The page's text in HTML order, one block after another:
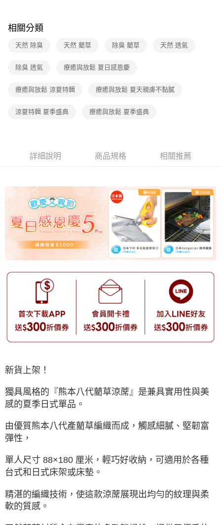
相關分類
天然 除臭 天然 藺草 除臭 藺草 天然 透氣
除臭 透氣 療癒與放鬆 夏日感恩慶
療癒與放鬆 涼夏特輯 療癒與放鬆 夏天親膚不黏膩
涼夏特輯 夏季盛典 療癒與放鬆 夏季盛典
詳細說明 商品規格 相關推薦
新貨上架！
獨具風格的『熊本八代藺草涼蓆』是兼具實用性與美
感的夏季日式單品。
由優質熊本八代產藺草編織而成，觸感細膩、堅韌富
彈性，
單人尺寸 88×180 厘米，輕巧好收納，可適用於各種
台式和日式床架或床墊。
精湛的編織技術，使這款涼蓆展現出均勻的紋理與柔
軟的質感。